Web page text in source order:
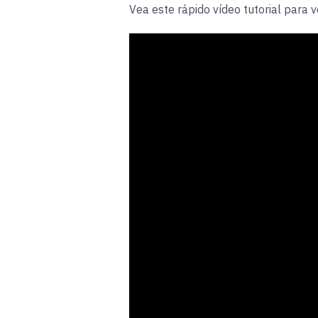
Vea este rápido vídeo tutorial para